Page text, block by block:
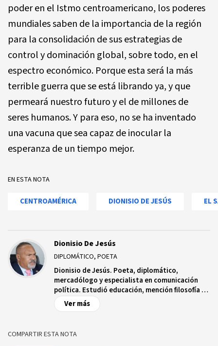
poder en el Istmo centroamericano, los poderes
mundiales saben de la importancia de la región
para la consolidación de sus estrategias de
control y dominación global, sobre todo, en el
espectro económico. Porque esta será la más
terrible guerra que se está librando ya, y que
permeará nuestro futuro y el de millones de
seres humanos. Y para eso, no se ha inventado
una vacuna que sea capaz de inocular la
esperanza de un tiempo mejor.
EN ESTA NOTA
CENTROAMÉRICA DIONISIO DE JESÚS EL
Dionisio De Jesús
DIPLOMÁTICO, POETA
Dionisio de Jesús. Poeta, diplomático,
mercadólogo y especialista en comunicación
política. Estudió educación, mención filosofía y
letras en la Universidad Autónoma de Santo
Domingo (UASD). Realizó estudios de
impartió docencia; obtuvo Maestría en
Ver más
COMPARTIR ESTA NOTA